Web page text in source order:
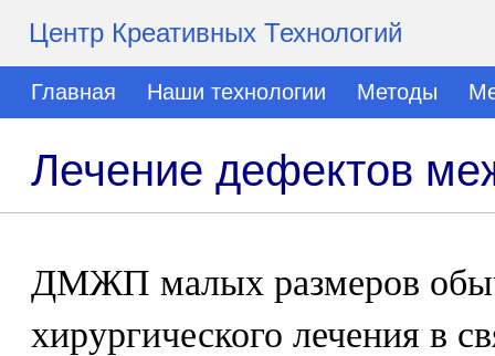
Центр Креативных Технологий
Главная Наши технологии Методы
Лечение дефектов
ДМЖП малых размеров
хирургического лечения в